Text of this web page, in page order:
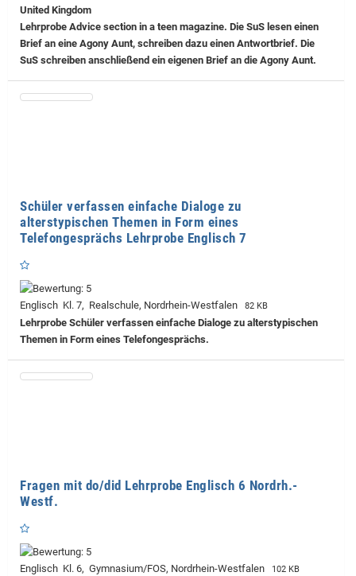
United Kingdom
Lehrprobe Advice section in a teen magazine. Die SuS lesen einen
Brief an eine Agony Aunt, schreiben dazu einen Antwortbrief. Die
SuS schreiben anschließend ein eigenen Brief an die Agony Aunt.
Schüler verfassen einfache Dialoge zu
alterstypischen Themen in Form eines
Telefongesprächs Lehrprobe Englisch 7
Englisch Kl. 7, Realschule, Nordrhein-Westfalen 82 KB
Lehrprobe Schüler verfassen einfache Dialoge zu alterstypischen
Themen in Form eines Telefongesprächs.
Fragen mit do/did Lehrprobe Englisch 6 Nordrh.-
Westf.
Englisch Kl. 6, Gymnasium/FOS, Nordrhein-Westfalen 102 KB